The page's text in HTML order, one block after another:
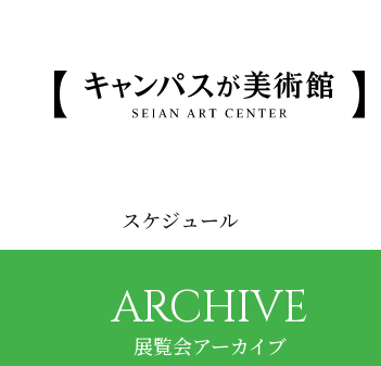
スケジュール
ARCHIVE
展覧会アーカイブ